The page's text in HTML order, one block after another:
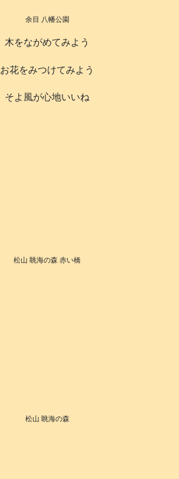
余目 八幡公園
木をながめてみよう
お花をみつけてみよう
そよ風が心地いいね
松山 眺海の森 赤い橋
松山 眺海の森